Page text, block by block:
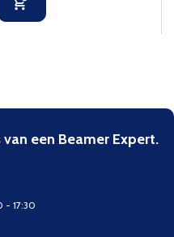
een Beamer Expert.
- 17:30